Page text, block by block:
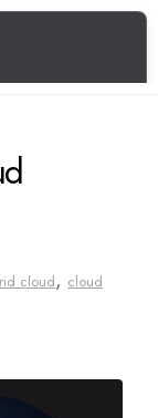
cloud, cloud